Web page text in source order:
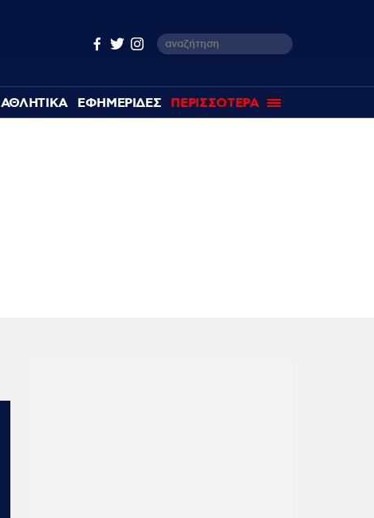
ΑΘΛΗΤΙΚΑ ΕΦΗΜΕΡΙΔΕΣ ΠΕΡΙΣΣΟΤΕΡΑ